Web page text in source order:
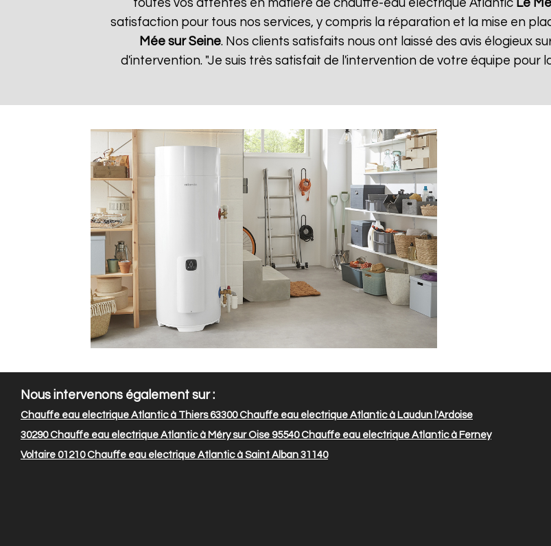
toutes vos attentes en matière de chauffe-eau électrique Atlantic Le
satisfaction pour tous nos services, y compris la réparation et la mise en
Mée sur Seine. Nos clients satisfaits nous ont laissé des avis élogieux
d'intervention. "Je suis très satisfait de l'intervention de votre équipe
Nous intervenons également sur :
Chauffe eau electrique Atlantic à Thiers 63300Chauffe eau electrique Atlantic à Laudun l'Ardoise
30290Chauffe eau electrique Atlantic à Méry sur Oise 95540Chauffe eau electrique Atlantic à Ferney
Voltaire 01210Chauffe eau electrique Atlantic à Saint Alban 31140